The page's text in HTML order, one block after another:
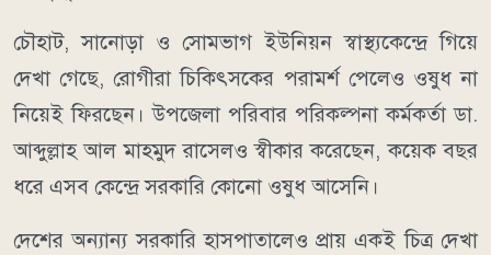
চৌহাট, সানোড়া ও সোমভাগ ইউনিয়ন স্বাস্থ্যকেন্দ্রে গিয়ে
দেখা গেছে, রোগীরা চিকিৎসকের পরামর্শ পেলেও ওষুধ না
নিয়েই ফিরছেন। উপজেলা পরিবার পরিকল্পনা কর্মকর্তা ডা.
আব্দুল্লাহ আল মাহমুদ রাসেলও স্বীকার করেছেন, কয়েক বছর
ধরে এসব কেন্দ্রে সরকারি কোনো ওষুধ আসেনি।
দেশের অন্যান্য সরকারি হাসপাতালেও প্রায় একই চিত্র দেখা